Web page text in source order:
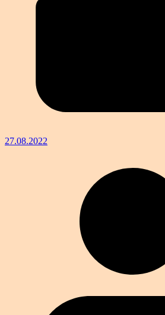
27.08.2022